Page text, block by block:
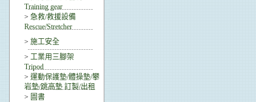
Training gear
> 急救/救援設備
Rescue/Stretcher
> 施工安全
> 工業用三腳架
Tripod
> 運動保護墊/體操墊/攀
岩墊/跳高墊 訂製/出租
> 圖書